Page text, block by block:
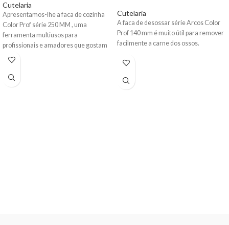
Cutelaria
Apresentamos-lhe a faca de cozinha
Color Prof série 250 MM , uma
ferramenta multiusos para
profissionais e amadores que gostam
de cozinhar.
Cutelaria
Afaca de desossar série Arcos Color
Prof 140 mm é muito útil para remover
facilmente a carne dos ossos.